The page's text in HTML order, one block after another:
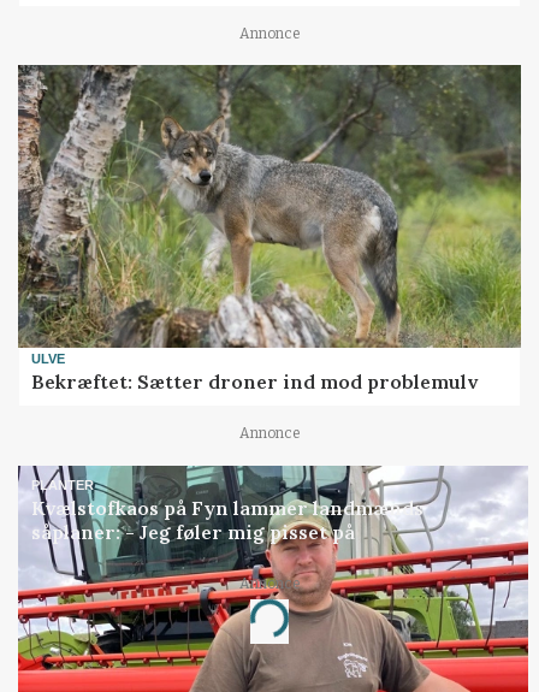
Annonce
ULVE
Bekræftet: Sætter droner ind mod problemulv
Annonce
PLANTER
Kvælstofkaos på Fyn lammer landmænds
såplaner: - Jeg føler mig pisset på
Annonce
Loading...